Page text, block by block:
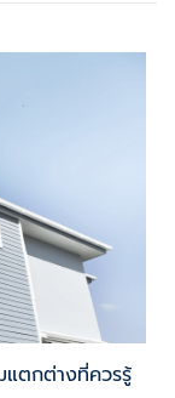
แตกต่างที่ควรรู้